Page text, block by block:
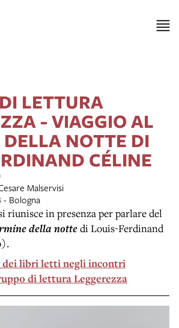
LETTURA
- VIAGGIO AL
NOTTE DI
CÉLINE
Malservisi
- Bologna
riunisce in presenza per parlare del
della nottedi Louis-Ferdinand
dei libri letti negli incontri
di lettura Leggerezza